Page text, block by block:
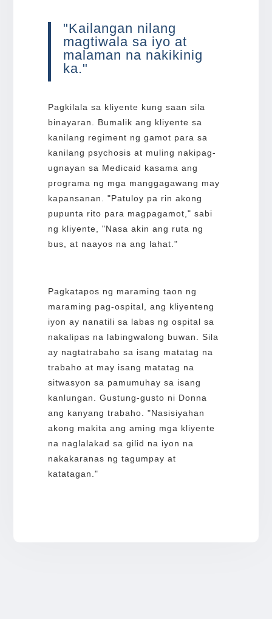
"Kailangan nilang
magtiwala sa iyo at
malaman na nakikinig
ka."
Pagkilala sa kliyente kung saan sila
binayaran. Bumalik ang kliyente sa
kanilang regiment ng gamot para sa
kanilang psychosis at muling nakipag-
ugnayan sa Medicaid kasama ang
programa ng mga manggagawang may
kapansanan. "Patuloy pa rin akong
pupunta rito para magpagamot," sabi
ng kliyente, "Nasa akin ang ruta ng
bus, at naayos na ang lahat."
Pagkatapos ng maraming taon ng
maraming pag-ospital, ang kliyenteng
iyon ay nanatili sa labas ng ospital sa
nakalipas na labingwalong buwan. Sila
ay nagtatrabaho sa isang matatag na
trabaho at may isang matatag na
sitwasyon sa pamumuhay sa isang
kanlungan. Gustung-gusto ni Donna
ang kanyang trabaho. "Nasisiyahan
akong makita ang aming mga kliyente
na naglalakad sa gilid na iyon na
nakakaranas ng tagumpay at
katatagan."